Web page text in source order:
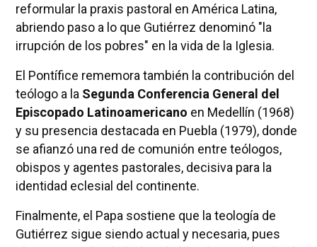
reformular la praxis pastoral en América Latina,
abriendo paso a lo que Gutiérrez denominó "la
irrupción de los pobres" en la vida de la Iglesia.
El Pontífice rememora también la contribución del
teólogo a la Segunda Conferencia General del
Episcopado Latinoamericano en Medellín (1968)
y su presencia destacada en Puebla (1979), donde
se afianzó una red de comunión entre teólogos,
obispos y agentes pastorales, decisiva para la
identidad eclesial del continente.
Finalmente, el Papa sostiene que la teología de
Gutiérrez sigue siendo actual y necesaria, pues